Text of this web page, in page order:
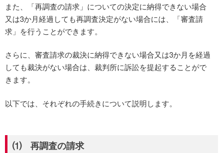
また、「再調査の請求」についての決定に納得できない場合
又は3か月経過しても再調査決定がない場合には、「審査請
求」を行うことができます。
さらに、審査請求の裁決に納得できない場合又は3か月を経過
しても裁決がない場合は、裁判所に訴訟を提起することがで
きます。
以下では、それぞれの手続きについて説明します。
⑴ 再調査の請求